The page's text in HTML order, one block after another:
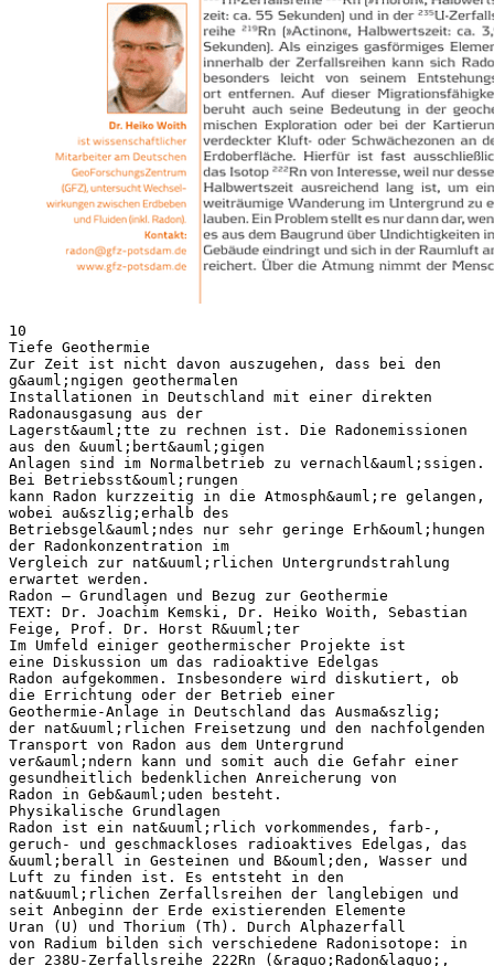
10 Tiefe Geothermie Zur Zeit ist nicht davon auszugehen, dass bei den g&auml;ngigen geothermalen Installationen in Deutschland mit einer direkten Radonausgasung aus der Lagerst&auml;tte zu rechnen ist. Die Radonemissionen aus den &uuml;bert&auml;gigen Anlagen sind im Normalbetrieb zu vernachl&auml;ssigen. Bei Betriebsst&ouml;rungen kann Radon kurzzeitig in die Atmosph&auml;re gelangen, wobei au&szlig;erhalb des Betriebsgel&auml;ndes nur sehr geringe Erh&ouml;hungen der Radonkonzentration im Vergleich zur nat&uuml;rlichen Untergrundstrahlung erwartet werden. Radon – Grundlagen und Bezug zur Geothermie TEXT: Dr. Joachim Kemski, Dr. Heiko Woith, Sebastian Feige, Prof. Dr. Horst R&uuml;ter Im Umfeld einiger geothermischer Projekte ist eine Diskussion um das radioaktive Edelgas Radon aufgekommen. Insbesondere wird diskutiert, ob die Errichtung oder der Betrieb einer Geothermie-Anlage in Deutschland das Ausma&szlig; der nat&uuml;rlichen Freisetzung und den nachfolgenden Transport von Radon aus dem Untergrund ver&auml;ndern kann und somit auch die Gefahr einer gesundheitlich bedenklichen Anreicherung von Radon in Geb&auml;uden besteht. Physikalische Grundlagen Radon ist ein nat&uuml;rlich vorkommendes, farb-, geruch- und geschmackloses radioaktives Edelgas, das &uuml;berall in Gesteinen und B&ouml;den, Wasser und Luft zu finden ist. Es entsteht in den nat&uuml;rlichen Zerfallsreihen der langlebigen und seit Anbeginn der Erde existierenden Elemente Uran (U) und Thorium (Th). Durch Alphazerfall von Radium bilden sich verschiedene Radonisotope: in der 238U-Zerfallsreihe 222Rn (&raquo;Radon&laquo;, Halbwertszeit: ca. 3,8 Tage; Abb. 1), in der 232 Th-Zerfallsreihe 220Rn (&raquo;Thoron&laquo;, Halbwertszeit: ca. 55 Sekunden) und in der 235U-Zerfallsreihe 219Rn (&raquo;Actinon&laquo;, Halbwertszeit: ca. 3,9 Sekunden). Als einziges gasf&ouml;rmiges Element innerhalb der Zerfallsreihen kann sich Radon besonders leicht von seinem Entstehungsort entfernen. Auf dieser Migrationsf&auml;higkeit beruht auch seine Bedeutung in der geochemischen Exploration oder bei der Kartierung verdeckter Kluft- oder Schw&auml;chezonen an der Erdoberfl&auml;che. Hierf&uuml;r ist fast ausschlie&szlig;lich das Isotop 222Rn von Interesse, weil nur dessen Halbwertszeit ausreichend lang ist, um eine weitr&auml;umige Wanderung im Untergrund zu erlauben. Ein Problem stellt es nur dann dar, wenn es aus dem Baugrund &uuml;ber Undichtigkeiten ins Geb&auml;ude eindringt und sich in der Raumluft anreichert. &Uuml;ber die Atmung nimmt der Mensch Radon und seine Folgeprodukte auf. Diese Inhalation f&uuml;hrt zu einer internen Strahlenexposition des Bronchial- und Lungengewebes. In umfangreichen epidemiologischen Studien wurde nachgewiesen, dass sich dadurch das Risiko erh&ouml;hen kann, an Lungenkrebs zu erkranken. Radon in der Umwelt Die Radonaktivit&auml;tskonzentrationen in Gesteinen, B&ouml;den und W&auml;ssern sowie Raum- und Au&szlig;enluft &uuml;berdecken einen weiten Bereich von wenigen Bq/m3 (Becquerel pro m3) bis zu einigen Millionen Bq/m3 (Abb. 2). In der Au&szlig;enluft bedingt die rasche Verd&uuml;nnung beim &Uuml;bertritt aus dem Boden niedrige Radonaktivit&auml;tskonzentrationen, in der freien Atmosph&auml;re &uuml;berschreiten diese selten 50 Bq/m3. Auffallend sind die um den Faktor 1.000 bis 100.000 h&ouml;heren Aktivit&auml;tskonzentrationen in der Bodenluft. Das im Untergrund zur Verf&uuml;gung stehende Radon kann in Geb&auml;ude &uuml;bertreten und Raumluftkonzentrationen von einigen hundert bis tausend Bq/m3 bewirken. Mitunter spiegeln sich die Uran- und Radiumgehalte geologischer Einheiten in den Radonaktivit&auml;tskonzentrationen der Bodenluft und der Luft in den Geb&auml;uden wider. In Grund- und Quellw&auml;ssern werden lokal Radonaktivit&auml;tskonzentrationen gemessen, die bis zu einigen Millionen Bq/m3 reichen. Die Radongehalte in flie&szlig;enden Oberfl&auml;chenw&auml;ssern sind dagegen in aller Regel gering (&lt; 5.000 Bq/m3), da turbulente Str&ouml;mungen eine rasche Entgasung beg&uuml;nstigen. Radonkonzentrationen in der Umwelt sind nicht zuf&auml;llig verteilt, sondern stehen in der Regel in Beziehung zum Auftreten und Verhalten der nat&uuml;rlichen Radionuklide Uran und Radium. Alle Gesteine und B&ouml;den enthalten diese Elemente in unterschiedlichen Konzentrationen und sind daher immer auch Radonquellen. Hier erfolgt eine 11 Geothermische Energie Heft 76 // 2013 / 2  Abb. 1: Uran-Radium-Zerfallsreihe st&auml;ndige Radonneubildung durch den Alphazerfall von Radium. Die Radonatome durchlaufen bei ihrem Weg vom Bildungsort in die freie Atmosph&auml;re nach ihrer Entstehung mehrere aufeinander folgende Prozesse. Die Emanation f&uuml;hrt zu einer Freisetzung der Radonatome aus der festen Phase der Mineralk&ouml;rner oder Bodenpartikel in den Porenraum des Gesteins oder Bodens. Sie wird beispielsweise durch Korngr&ouml;&szlig;enverteilung oder die Bodenfeuchte beeinflusst. Die Freisetzungsraten von Gesteinen und B&ouml;den k&ouml;nnen daher in einem weiten Bereich schwanken. Einmal im Porenraum angelangt, kann Radon hier wandern (Migration). Der Hauptmigrationsmechanismus ist Diffusion, die durch Konzentrationsunterschiede an- getrieben wird und maximal &uuml;ber wenige Meter reicht. Mit hohen Radonaktivit&auml;tskonzentrationen in der Bodenluft ist daher generell in B&ouml;den &uuml;ber Gesteinen mit erh&ouml;hten Radionuklidgehalten (z.B.: Granite, Rhyolithe, bestimmte Sandsteine und dunkle Schiefer) zu rechnen. Zudem kann eine sogenannte advektive Komponente hinzutreten, bei der ein passiver Radontransport mittels Grundwasser oder Bodengasen wie beispielsweise CO2 oder CH4 durch Kl&uuml;fte im Gestein erfolgt. Die Migrationsweite wird durch die Halbwertszeit von Radon und die Str&ouml;mungsgeschwindigkeit von Grundwasser und Bodenluft auf Meter bis Zehnermeter beschr&auml;nkt. Solche Prozesse sind beispielsweise aus Regionen mit Verkarstungserscheinungen 12 Tiefe Geothermie (u.a. H&ouml;hlen), dem Auftreten tektonisch stark zerr&uuml;tteter Gesteine oder postvulkanischen Aktivit&auml;ten (z.B. Ausgasungen) bekannt. Durch Exhalation gelangt Radon schlie&szlig;lich in die Atmosph&auml;re, wo es in aller Regel schnell verd&uuml;nnt wird. Radonaktivit&auml;tskonzentrationen in der oberfl&auml;chennahen Bodenluft und die Radonexhalation k&ouml;nnen durch bodenphysikalische (Bodentemperatur, -feuchte) und meteorologische Parameter (Luftdruck, -temperatur, Niederschlag) beeinflusst werden und somit einen saisonalen Gang aufweisen. Die Tiefenwirkung dieser Einfl&uuml;sse reicht in Abh&auml;ngigkeit von der Permeabilit&auml;t des Bodens von nur wenigen Dezimetern (dichte B&ouml;den wie Lehme) bis Radon in Geb&auml;uden Die Radonbelastung in der Raumluft von Geb&auml;uden ist das Ergebnis einer Reihe unterschiedlicher Prozesse. Die lokalen Verh&auml;ltnisse in den nat&uuml;rlich gewachsenen B&ouml;den und in dem vom Menschen beeinflussten Baugrund spielen hierbei eine wichtige Rolle. Gleiches gilt f&uuml;r das Vorhandensein von Eintrittspfaden, die der radonhaltigen Bodenluft schlie&szlig;lich den &Uuml;bertritt ins Haus hinein erlauben. Die im Untergrund zum Eintritt in H&auml;user zur Verf&uuml;gung stehende Radonmenge, das sogenannte geogene Radonpotenzial, variiert in Abh&auml;ngigkeit von den &ouml;rtlichen Gegebenheiten zeitlich und vor allem r&auml;umlich. Wissenschaftlich ist belegt, dass der geogene Untergrund die wichtigste Quelle f&uuml;r die Raumluftkonzentrationen darstellt. Die Radonfreisetzung aus Baumaterialien oder Brauch- und Trinkwasser sowie der Eintrag aus der Atmosph&auml;renluft spielen in Deutschland in aller Regel nur eine untergeordnete Rolle f&uuml;r die H&ouml;he der Radonkonzentration in der Raumluft. Die letztendlich im einzelnen Geb&auml;ude vorkommende Radonkonzentration h&auml;ngt von der Bauweise, vor allem von der Dichtheit des Hauses gegen&uuml;ber dem Baugrund, der inneren Struktur des Geb&auml;udes und dem technisch vorgegebenen sowie individuell bestimmten Heizungs- bzw. L&uuml;ftungsregime ab. Aus diesem Grund sind auch keine Prognosen f&uuml;r einzelne Geb&auml;ude m&ouml;glich. Die jeweilige Radonbelastung eines Hauses kann nur durch eine Messung ermittelt werden. hin zu mehreren Metern (sehr gut durchl&auml;ssige B&ouml;den wie reine Sande und Kiese). Lokal k&ouml;nnen eine Reihe anthropogener Faktoren die Radonkonzentrationen in der Bodenluft ver&auml;ndern. Unterschiede im Bodenaufbau (z.B. Wechsel in Korngr&ouml;&szlig;e, Wassergehalt oder Verdichtungsgrad) oder das Auftreten undurchl&auml;ssiger Schichten (z.B. Versiegelung des Untergrundes durch Geb&auml;ude oder asphaltierte Verkehrswege im st&auml;dtischen Raum) k&ouml;nnen Einfluss auf die H&ouml;he der Radongehalte haben. In Bergbaugebieten kommt es oftmals zu einer tiefgreifenden Zerr&uuml;ttung der Gesteine und im Zuge von Bergsenkungen zu gravierenden Sch&auml;den an Geb&auml;uden. Dies kann dazu f&uuml;hren, dass Radon aus einigen Zehnermetern Tiefe bis in den Fundamentbereich der H&auml;user aufsteigt, in diese eindringt und dort zu erh&ouml;hten Raumluftkonzentrationen f&uuml;hren kann. Radon und Geothermie Der nat&uuml;rliche radioaktive Zerfall tr&auml;gt zu &uuml;ber 50 % zur Bereitstellung von W&auml;rme im Erdinneren bei. Er ist damit auch eine wesentliche Grundlage f&uuml;r die Nutzung geothermaler Energie. Systematische Untersuchungen &uuml;ber m&ouml;gliche Zusammenh&auml;nge mit Radonkonzentrationen in der Boden- und Raumluft existieren nur wenige und fast ausnahmslos aus L&auml;ndern mit langj&auml;hriger Erfahrung im Bereich der Geothermie. In vulkanisch gepr&auml;gten Gebieten in Neuseeland, Japan, Taiwan, Italien, den USA, Mexiko oder auf Island werden bei der Erkundung solcher geothermischer Felder sowie w&auml;hrend deren wirtschaftlicher Nutzung Radonmessungen eingesetzt, um Aufstiegswege geothermaler Fl&uuml;ssigkeiten zu lokalisieren, die sich durch anomal hohe Gasgehalte in der oberfl&auml;chennahen 13 Geothe